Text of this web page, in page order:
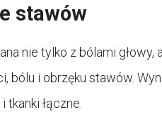
stawów
nie tylko z bólami głowy,
i obrzęku stawów.
łączne.